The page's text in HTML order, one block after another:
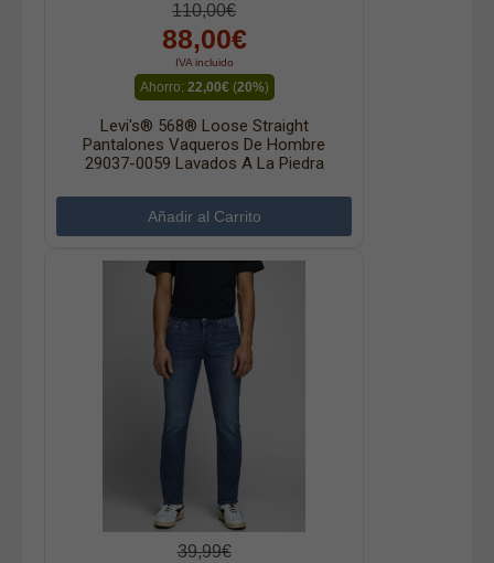
110,00€
88,00€
IVA incluido
Ahorro: 22,00€(20%)
Levi's® 568® Loose Straight
Pantalones Vaqueros De Hombre
29037-0059 Lavados A La Piedra
39,99€